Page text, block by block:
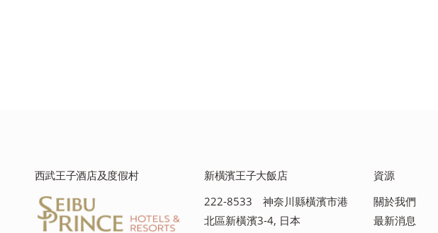
西武王子酒店及度假村
新橫濱王子大飯店
222-8533 神奈川縣橫濱市港
北區新橫濱3-4, 日本
資源
關於我們
最新消息